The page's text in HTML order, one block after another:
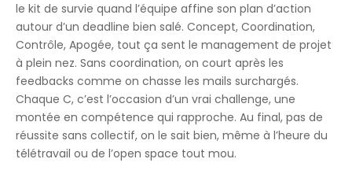
le kit de survie quand l’équipe affine son plan d’action
autour d’un deadline bien salé. Concept, Coordination,
Contrôle, Apogée, tout ça sent le management de projet
à plein nez. Sans coordination, on court après les
feedbacks comme on chasse les mails surchargés.
Chaque C, c’est l’occasion d’un vrai challenge, une
montée en compétence qui rapproche. Au final, pas de
réussite sans collectif, on le sait bien, même à l’heure du
télétravail ou de l’open space tout mou.